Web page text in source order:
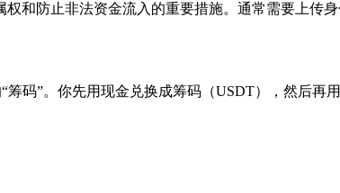
和防止非法资金流入的重要措施。通常需要上传身
码”。你先用现金兑换成筹码（USDT），然后再